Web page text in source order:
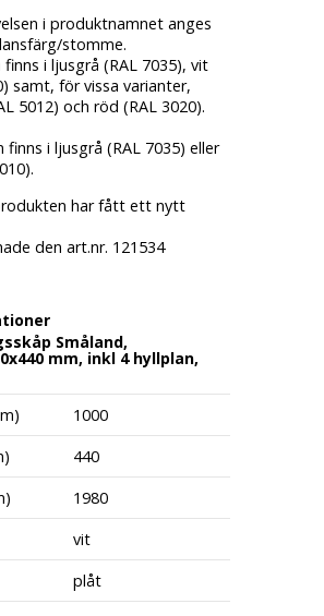
i produktnamnet anges
stomme.
i ljusgrå (RAL 7035), vit
samt, för vissa varianter,
5012) och röd (RAL 3020).
finns i ljusgrå (RAL 7035) eller
har fått ett nytt
den art.nr. 121534
Småland,
mm, inkl 4 hyllplan,
1000
440
1980
vit
plåt